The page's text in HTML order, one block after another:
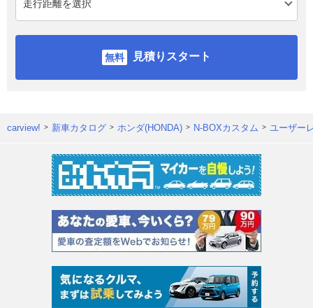
見積りスタート
carview! 新車カタログ ホンダ(HONDA) N-BOXカスタム ユーザー